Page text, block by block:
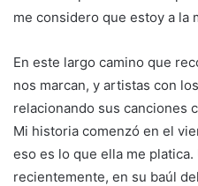
me considero que estoy a la
En este largo camino que
nos marcan, y artistas con
relacionando sus canciones
Mi historia comenzó en el
eso es lo que ella me
recientemente, en su baúl